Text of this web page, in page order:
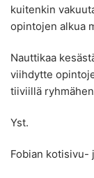
kuitenkin
opintojen alkua
Nauttikaa
viihdytte
tiiviillä
Yst.
Fobian kotisivu-